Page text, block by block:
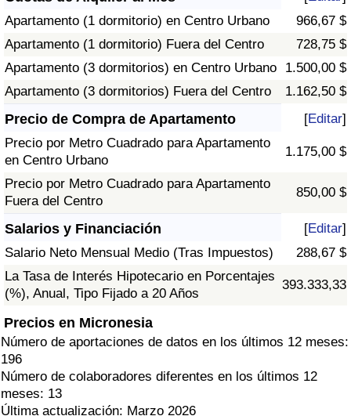
Apartamento (1 dormitorio) en Centro Urbano
966,67 $
Apartamento (1 dormitorio) Fuera del Centro
728,75 $
Apartamento (3 dormitorios) en Centro Urbano
1.500,00 $
Apartamento (3 dormitorios) Fuera del Centro
1.162,50 $
Precio de Compra de Apartamento [Editar]
Precio por Metro Cuadrado para Apartamento
en Centro Urbano
1.175,00 $
Precio por Metro Cuadrado para Apartamento
Fuera del Centro
850,00 $
Salarios y Financiación [Editar]
Salario Neto Mensual Medio (Tras Impuestos)
288,67 $
La Tasa de Interés Hipotecario en Porcentajes
(%), Anual, Tipo Fijado a 20 Años
393.333,33
Precios en Micronesia
Número de aportaciones de datos en los últimos 12 meses:
196
Número de colaboradores diferentes en los últimos 12
meses: 13
Última actualización: Marzo 2026